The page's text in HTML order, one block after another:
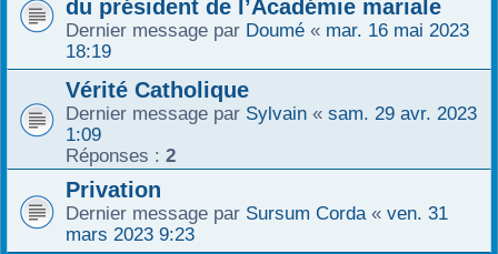
du président de l’Académie mariale
Dernier message par Doumé « mar. 16 mai 2023
18:19
Vérité Catholique
Dernier message par Sylvain « sam. 29 avr. 2023
1:09
Réponses : 2
Privation
Dernier message par Sursum Corda « ven. 31
mars 2023 9:23